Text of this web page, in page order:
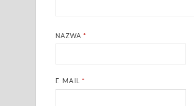
NAZWA*
E-MAIL*